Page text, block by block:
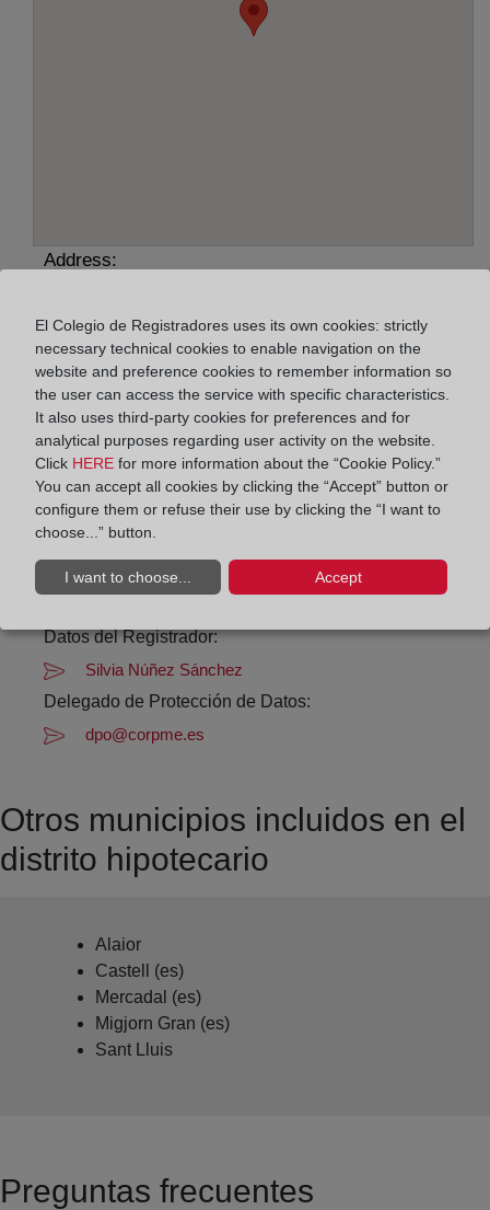
Address:
Horario:
De lunes a viernes de 09:00 a 17:00 horas
Agosto: De lunes a viernes de 09:00 a 14:00 horas
Los días 24 y 31 de diciembre de 09:00 a 14:00
horas
Datos de contacto:
Datos del Registrador:
Silvia Núñez Sánchez
Delegado de Protección de Datos:
dpo@corpme.es
Otros municipios incluidos en el
distrito hipotecario
Alaior
Castell (es)
Mercadal (es)
Migjorn Gran (es)
Sant Lluis
Preguntas frecuentes
El Colegio de Registradores uses its own cookies: strictly
necessary technical cookies to enable navigation on the
website and preference cookies to remember information so
the user can access the service with specific characteristics.
It also uses third-party cookies for preferences and for
analytical purposes regarding user activity on the website.
Click HERE for more information about the “Cookie Policy.”
You can accept all cookies by clicking the “Accept” button or
configure them or refuse their use by clicking the “I want to
choose...” button.
I want to choose... Accept